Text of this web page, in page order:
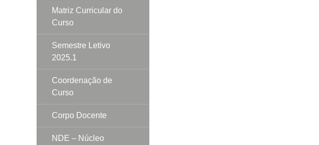
Matriz Curricular do
Curso
Semestre Letivo
2025.1
Coordenação de
Curso
Corpo Docente
NDE – Núcleo